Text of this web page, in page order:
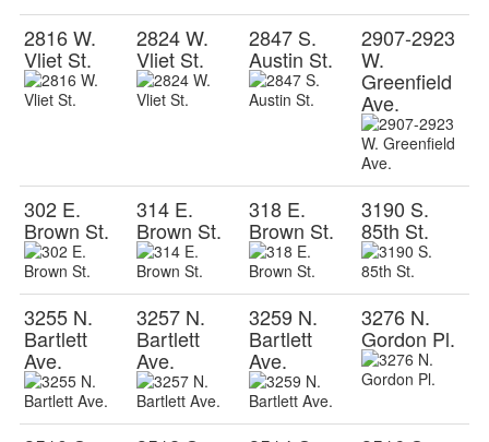
2816 W.
Vliet St.
2824 W.
Vliet St.
2847 S.
Austin St.
2907-2923
W.
Greenfield
Ave.
302 E.
Brown St.
314 E.
Brown St.
318 E.
Brown St.
3190 S.
85th St.
3255 N.
Bartlett
Ave.
3257 N.
Bartlett
Ave.
3259 N.
Bartlett
Ave.
3276 N.
Gordon Pl.